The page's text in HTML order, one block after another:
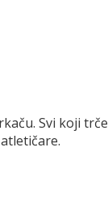
Svi koji trče